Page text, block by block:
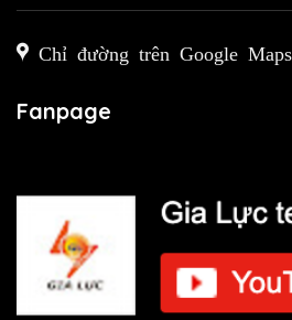
Chỉ đường trên Google Maps
Fanpage